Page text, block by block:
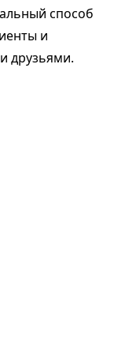
способ
и
друзьями.